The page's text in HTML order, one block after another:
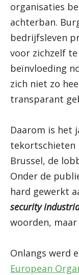
organisaties
achterban.
bedrijfsleven
voor zichzelf
beïnvloeding
zich niet zo
transparant
Daarom is het
tekortschieten
Brussel, de
Onder de
hard gewerkt
security
woorden,
Onlangs werd
European